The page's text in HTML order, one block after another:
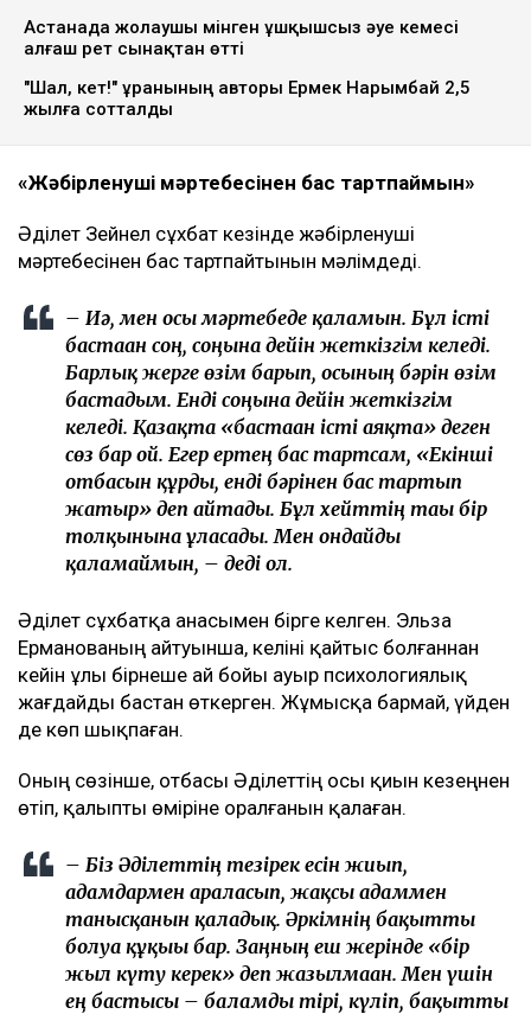
Астанада жолаушы мінген ұшқышсыз әуе кемесі
алғаш рет сынақтан өтті
"Шал, кет!" ұранының авторы Ермек Нарымбай 2,5
жылға сотталды
«Жәбірленуші мәртебесінен бас тартпаймын»
Әділет Зейнел сұхбат кезінде жәбірленуші
мәртебесінен бас тартпайтынын мәлімдеді.
– Иә, мен осы мәртебеде қаламын. Бұл істі
бастаған соң, соңына дейін жеткізгім келеді.
Барлық жерге өзім барып, осының бәрін өзім
бастадым. Енді соңына дейін жеткізгім
келеді. Қазақта «бастаған істі аяқта» деген
сөз бар ғой. Егер ертең бас тартсам, «Екінші
отбасын құрды, енді бәрінен бас тартып
жатыр» деп айтады. Бұл хейттің тағы бір
толқынына ұласады. Мен ондайды
қаламаймын, – деді ол.
Әділет сұхбатқа анасымен бірге келген. Эльза
Ерманованың айтуынша, келіні қайтыс болғаннан
кейін ұлы бірнеше ай бойы ауыр психологиялық
жағдайды бастан өткерген. Жұмысқа бармай, үйден
де көп шықпаған.
Оның сөзінше, отбасы Әділеттің осы қиын кезеңнен
өтіп, қалыпты өміріне оралғанын қалаған.
– Біз Әділеттің тезірек есін жиып,
адамдармен араласып, жақсы адаммен
танысқанын қаладық. Әркімнің бақытты
болуға құқығы бар. Заңның еш жерінде «бір
жыл күту керек» деп жазылмаған. Мен үшін
ең бастысы – баламды тірі, күліп, бақытты